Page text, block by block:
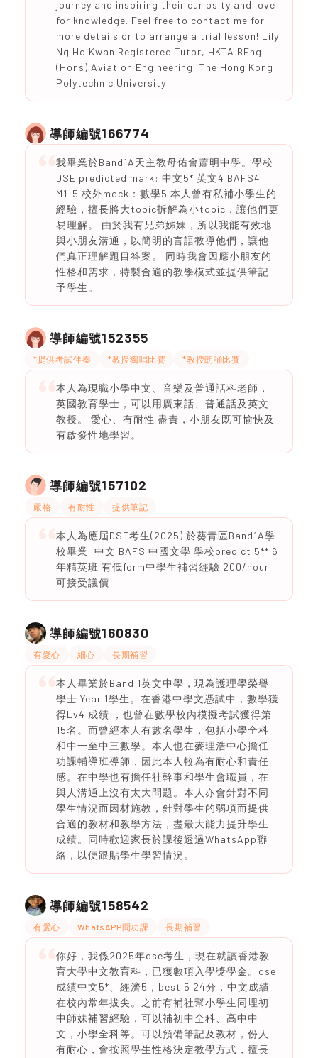
journey and inspiring their curiosity and love
for knowledge. Feel free to contact me for
more details or to arrange a trial lesson! Lily
Ng Ho Kwan Registered Tutor, HKTA BEng
(Hons) Aviation Engineering, The Hong Kong
Polytechnic University
導師編號166774
我畢業於Band1A天主教母佑會蕭明中學。學校
DSE predicted mark: 中文5* 英文4 BAFS4
M1-5 校外mock：數學5 本人曾有私補小學生的
經驗，擅長將大topic拆解為小topic，讓他們更
易理解。 由於我有兄弟姊妹，所以我能有效地
與小朋友溝通，以簡明的言語教導他們，讓他
們真正理解題目答案。 同時我會因應小朋友的
性格和需求，特製合適的教學模式並提供筆記
予學生。
導師編號152355
*提供考試伴奏 *教授獨唱比賽 *教授朗誦比賽
本人為現職小學中文、音樂及普通話科老師，
英國教育學士，可以用廣東話、普通話及英文
教授。 愛心、有耐性 盡責，小朋友既可愉快及
有啟發性地學習。
導師編號157102
嚴格 有耐性 提供筆記
本人為應屆DSE考生(2025) 於葵青區Band1A學
校畢業 中文 BAFS 中國文學 學校predict 5** 6
年精英班 有低form中學生補習經驗 200/hour
可接受議價
導師編號160830
有愛心 細心 長期補習
本人畢業於Band 1英文中學，現為護理學榮譽
學士 Year 1學生。在香港中學文憑試中，數學獲
得Lv4 成績 ，也曾在數學校內模擬考試獲得第
15名。而曾經本人有數名學生，包括小學全科
和中一至中三數學。本人也在麥理浩中心擔任
功課輔導班導師，因此本人較為有耐心和責任
感。在中學也有擔任社幹事和學生會職員，在
與人溝通上沒有太大問題。本人亦會針對不同
學生情況而因材施教，針對學生的弱項而提供
合適的教材和教學方法，盡最大能力提升學生
成績。同時歡迎家長於課後透過WhatsApp聯
絡，以便跟貼學生學習情況。
導師編號158542
有愛心 WhatsAPP問功課 長期補習
你好，我係2025年dse考生，現在就讀香港教
育大學中文教育科，已獲數項入學獎學金。dse
成績中文5*、經濟5，best 5 24分，中文成績
在校內常年拔尖。之前有補社幫小學生同埋初
中師妹補習經驗，可以補初中全科、高中中
文，小學全科等。可以預備筆記及教材，份人
有耐心，會按照學生性格決定教學方式，擅長